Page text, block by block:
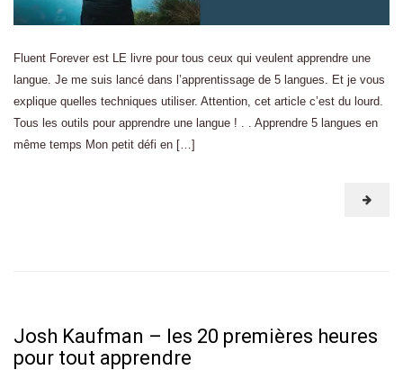
Fluent Forever est LE livre pour tous ceux qui veulent apprendre une
langue. Je me suis lancé dans l’apprentissage de 5 langues. Et je vous
explique quelles techniques utiliser. Attention, cet article c’est du lourd.
Tous les outils pour apprendre une langue ! . . Apprendre 5 langues en
même temps Mon petit défi en […]
Josh Kaufman – les 20 premières heures
pour tout apprendre